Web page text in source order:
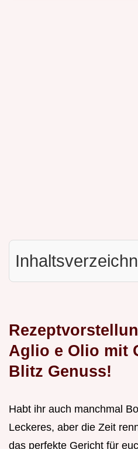
Aglio e Olio mit
Blitz Genuss!
Habt ihr auch manchmal
Leckeres, aber die Zeit
das perfekte Gericht für